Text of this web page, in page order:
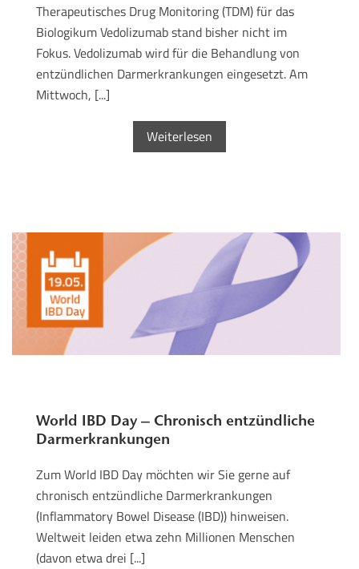
Therapeutisches Drug Monitoring (TDM) für das
Biologikum Vedolizumab stand bisher nicht im
Fokus. Vedolizumab wird für die Behandlung von
entzündlichen Darmerkrankungen eingesetzt. Am
Mittwoch, [...]
Weiterlesen
World IBD Day – Chronisch entzündliche
Darmerkrankungen
Zum World IBD Day möchten wir Sie gerne auf
chronisch entzündliche Darmerkrankungen
(Inflammatory Bowel Disease (IBD)) hinweisen.
Weltweit leiden etwa zehn Millionen Menschen
(davon etwa drei [...]